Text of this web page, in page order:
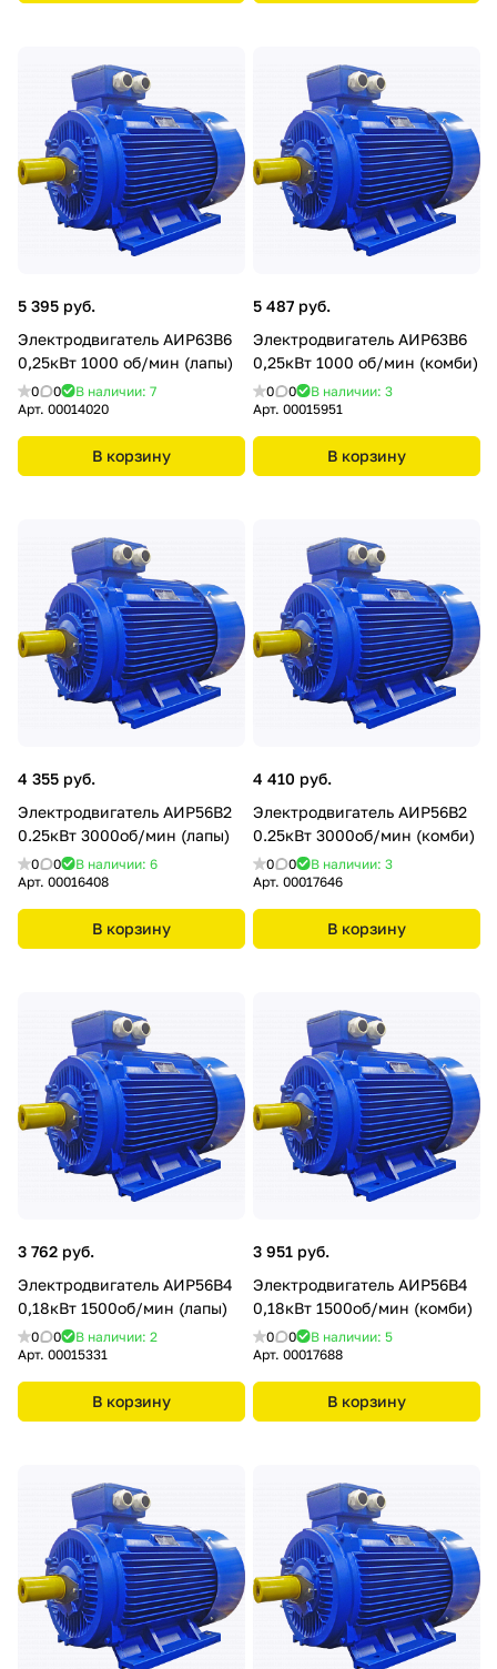
5 395 руб.
Электродвигатель АИР63В6
0,25кВт 1000 об/мин (лапы)
0 0
В наличии: 7
Арт. 00014020
В корзину
5 487 руб.
Электродвигатель АИР63В6
0,25кВт 1000 об/мин (комби)
0 0
В наличии: 3
Арт. 00015951
В корзину
4 355 руб.
Электродвигатель АИР56В2
0.25кВт 3000об/мин (лапы)
0 0
В наличии: 6
Арт. 00016408
В корзину
4 410 руб.
Электродвигатель АИР56В2
0.25кВт 3000об/мин (комби)
0 0
В наличии: 3
Арт. 00017646
В корзину
3 762 руб.
Электродвигатель АИР56В4
0,18кВт 1500об/мин (лапы)
0 0
В наличии: 2
Арт. 00015331
В корзину
3 951 руб.
Электродвигатель АИР56В4
0,18кВт 1500об/мин (комби)
0 0
В наличии: 5
Арт. 00017688
В корзину